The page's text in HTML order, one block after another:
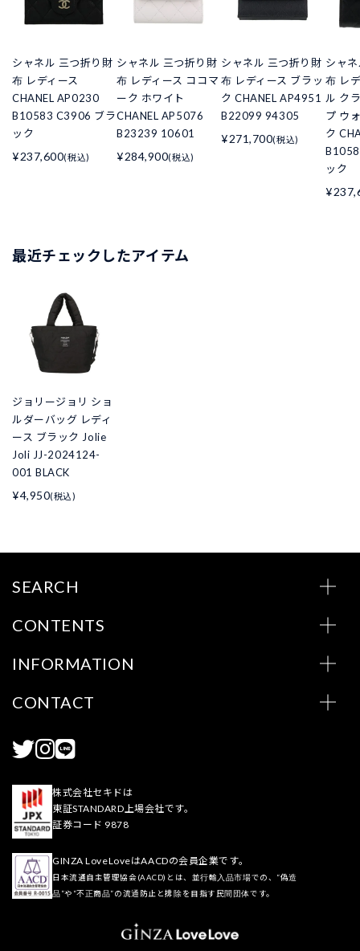
シャネル 三つ折り財
布 レディース
CHANEL AP0230
B10583 C3906 ブラ
ック
¥237,600(税込)
シャネル 三つ折り財
布 レディース ココマ
ーク ホワイト
CHANEL AP5076
B23239 10601
¥284,900(税込)
シャネル 三つ折り財
布 レディース ブラッ
ク CHANEL AP4951
B22099 94305
¥271,700(税込)
シャ
布 レ
ル ク
プ ウ
ク
ック
最近チェックしたアイテム
ジョリージョリ ショ
ルダーバッグ レディ
ース ブラック Jolie
Joli JJ-2024124-
001 BLACK
¥4,950(税込)
SEARCH
CONTENTS
INFORMATION
CONTACT
株式会社セキドは
東証STANDARD上場会社です。
証券コード 9878
GINZA LoveLoveはAACDの会員企業です。
日本流通自主管理協会(AACD)とは、並行輸入品市場での、“偽造
品”や“不正商品”の流通防止と排除を目指す民間団体です。